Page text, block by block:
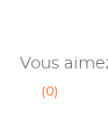
Vous
(0)